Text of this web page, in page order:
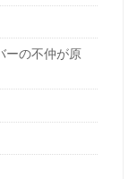
ーの不仲が原